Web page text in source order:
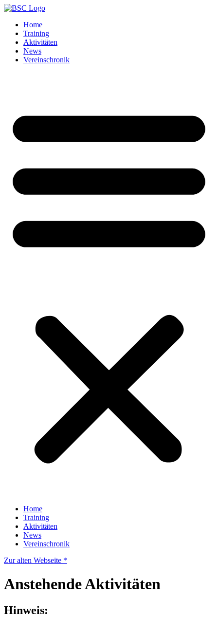
Home
Training
Aktivitäten
News
Vereinschronik
Home
Training
Aktivitäten
News
Vereinschronik
Zur alten Webseite *
Anstehende Aktivitäten
Hinweis: